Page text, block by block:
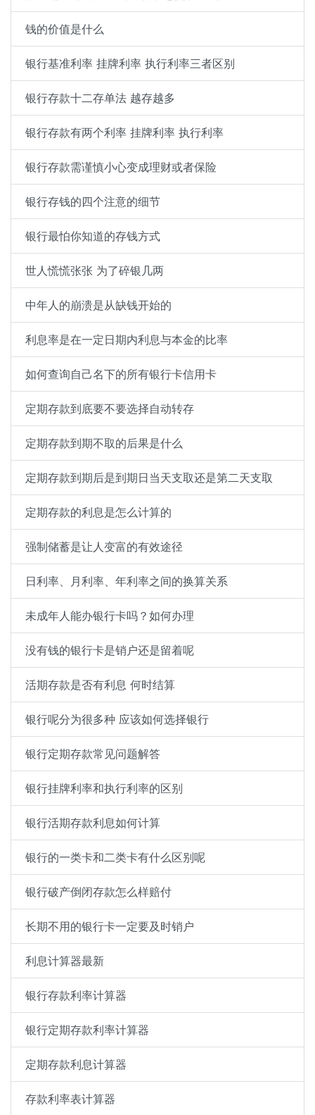
钱的价值是什么
银行基准利率 挂牌利率 执行利率三者区别
银行存款十二存单法 越存越多
银行存款有两个利率 挂牌利率 执行利率
银行存款需谨慎小心变成理财或者保险
银行存钱的四个注意的细节
银行最怕你知道的存钱方式
世人慌慌张张 为了碎银几两
中年人的崩溃是从缺钱开始的
利息率是在一定日期内利息与本金的比率
如何查询自己名下的所有银行卡信用卡
定期存款到底要不要选择自动转存
定期存款到期不取的后果是什么
定期存款到期后是到期日当天支取还是第二天支取
定期存款的利息是怎么计算的
强制储蓄是让人变富的有效途径
日利率、月利率、年利率之间的换算关系
未成年人能办银行卡吗？如何办理
没有钱的银行卡是销户还是留着呢
活期存款是否有利息 何时结算
银行呢分为很多种 应该如何选择银行
银行定期存款常见问题解答
银行挂牌利率和执行利率的区别
银行活期存款利息如何计算
银行的一类卡和二类卡有什么区别呢
银行破产倒闭存款怎么样赔付
长期不用的银行卡一定要及时销户
利息计算器最新
银行存款利率计算器
银行定期存款利率计算器
定期存款利息计算器
存款利率表计算器